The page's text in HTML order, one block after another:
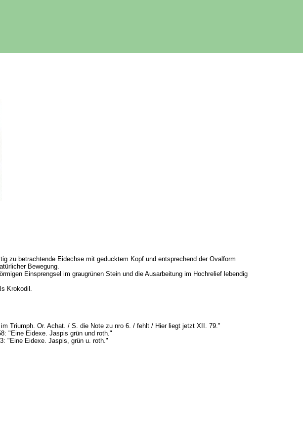
zu betrachtende Eidechse mit geducktem Kopf und entsprechend der Ovalform
Bewegung.
Einsprengsel im graugrünen Stein und die Ausarbeitung im Hochrelief lebendig
Krokodil.
Triumph. Or. Achat. / S. die Note zu nro 6. / fehlt / Hier liegt jetzt XII. 79."
"Eine Eidexe. Jaspis grün und roth."
"Eine Eidexe. Jaspis, grün u. roth."